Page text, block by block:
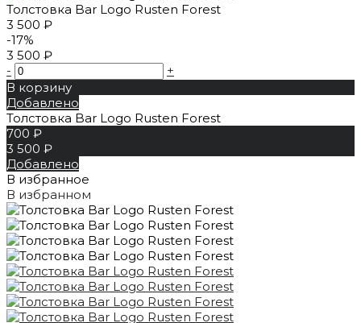
Толстовка Bar Logo Rusten Forest
3 500 ₽
-17%
3 500 ₽
-
+
В корзину
Добавлено
Толстовка Bar Logo Rusten Forest
700 ₽
3 500 ₽
Добавлено
В избранное
В избранном